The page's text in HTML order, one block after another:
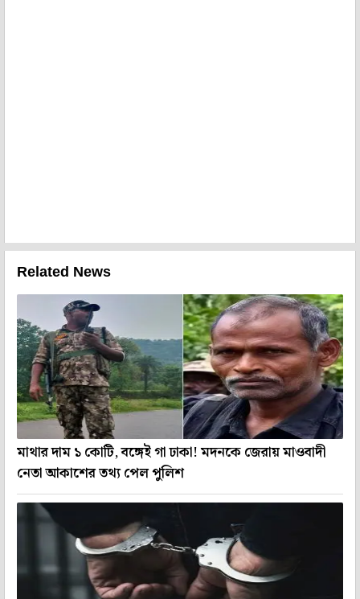
Related News
মাথার দাম ১ কোটি, বঙ্গেই গা ঢাকা! মদনকে জেরায় মাওবাদী
নেতা আকাশের তথ্য পেল পুলিশ